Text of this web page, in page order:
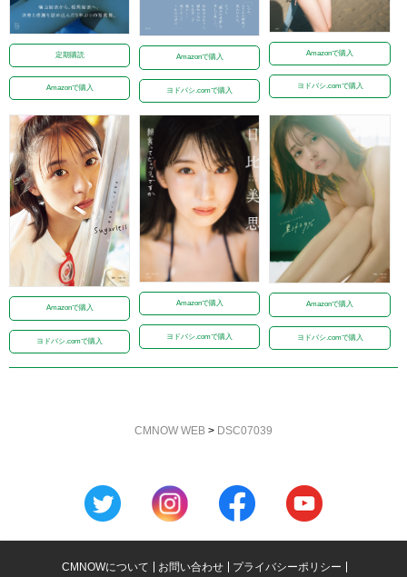
定期購読
Amazonで購入
Amazonで購入
ヨドバシ.comで購入
Amazonで購入
ヨドバシ.comで購入
Amazonで購入
ヨドバシ.comで購入
Amazonで購入
ヨドバシ.comで購入
Amazonで購入
ヨドバシ.comで購入
CMNOW WEB > DSC07039
CMNOWについて お問い合わせ プライバシーポリシー